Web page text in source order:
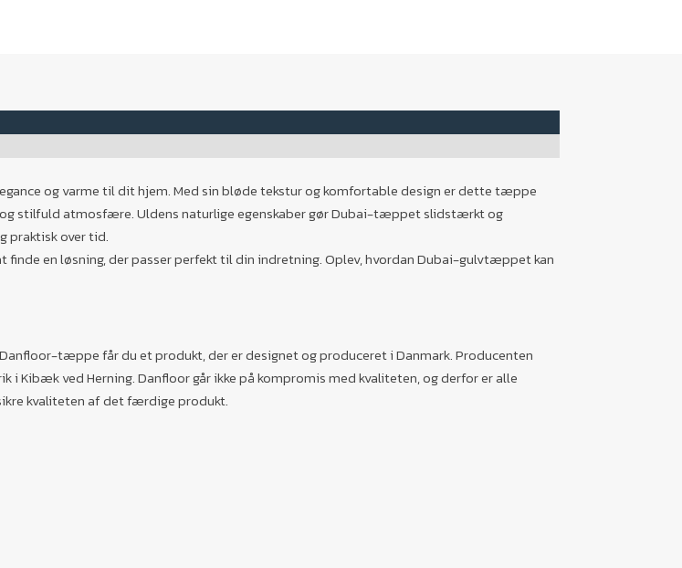
og varme til dit hjem. Med sin bløde tekstur og komfortable design er dette tæppe
stilfuld atmosfære. Uldens naturlige egenskaber gør Dubai-tæppet slidstærkt og
praktisk over tid.
en løsning, der passer perfekt til din indretning. Oplev, hvordan Dubai-gulvtæppet kan
tæppe får du et produkt, der er designet og produceret i Danmark. Producenten
Kibæk ved Herning. Danfloor går ikke på kompromis med kvaliteten, og derfor er alle
kvaliteten af det færdige produkt.